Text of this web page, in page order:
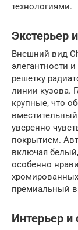
технологиями.
Экстерьер
Внешний вид
элегантности
решетку
линии кузова.
крупные, что
уверенно
покрытием.
включая
особенно
премиальный
Интерьер и